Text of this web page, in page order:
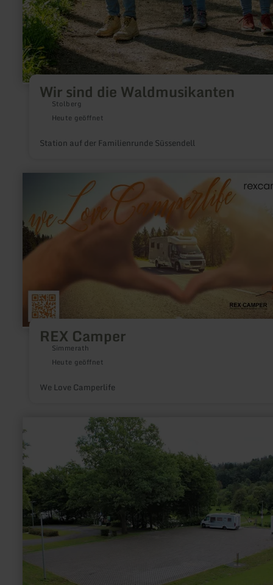
Wir sind die Waldmusikanten
Stolberg
Heute geöffnet
Station auf der Familienrunde Süssendell
REX Camper
Simmerath
Heute geöffnet
We Love Camperlife
Camper
erfahren
zu:
Wohnmobilstellplatz
Rurberg